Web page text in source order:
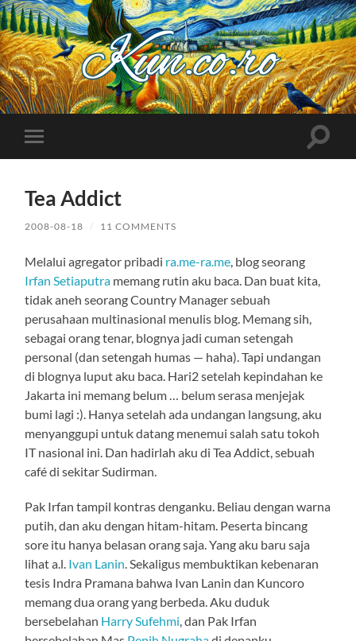
Kuncoro++
Toggle
mobile
Toggle
Tea Addict
2008-08-18 / 11 COMMENTS
Melalui agregator pribadi ra.me-ra.me , blog seorang
Irfan Setiaputra memang rutin aku baca. Dan buat kita,
tidak aneh seorang Country Manager sebuah
perusahaan multinasional menulis blog. Memang sih,
sebagai orang tenar, blognya jadi cuman setengah
personal (dan setengah humas — haha). Tapi undangan
di blognya luput aku baca. Hari2 setelah kepindahan ke
Jakarta ini memang belum … belum serasa menjejak
bumi lagi :). Hanya setelah ada undangan langsung, aku
menyanggupi untuk datang menemui salah satu tokoh
IT nasional ini. Dan hadirlah aku di Tea Addict, sebuah
café di sekitar Sudirman.
Pak Irfan tampil kontras denganku. Beliau dengan warna
putih, dan aku dengan hitam-hitam. Peserta bincang
sore itu hanya belasan orang saja. Yang aku baru saja
lihat a.l. Ivan Lanin . Sekaligus membuktikan kebenaran
tesis Indra Pramana bahwa Ivan Lanin dan Kuncoro
memang dua orang yang berbeda. Aku duduk
bersebelahan Harry Sufehmi , dan Pak Irfan